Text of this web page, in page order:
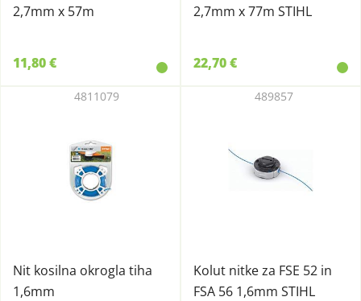
2,7mm x 57m
11,80 €
2,7mm x 77m STIHL
22,70 €
Nit kosilna okrogla tiha
1,6mm
4811079
Kolut nitke za FSE 52 in
FSA 56 1,6mm STIHL
489857